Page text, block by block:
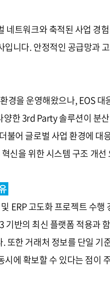
네트워크와 축적된 사업 경
입니다. 안정적인 공급망과
경을 운영해왔으나, EOS
양한 3rd Party 솔루션이 분
불어 글로벌 사업 환경에
신을 위한 시스템 구조 개
ERP 고도화 프로젝트 수
기반의 최신 플랫폼 적용과
또한 거래처 정보를 단일
시에 확보할 수 있다는 점이